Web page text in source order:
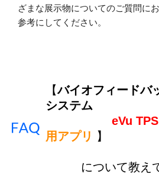
ざまな展示物についてのご質問に
参考にしてください。
【バイオフィードバ
システム
eVu TPS
用アプリ 】
について教えて